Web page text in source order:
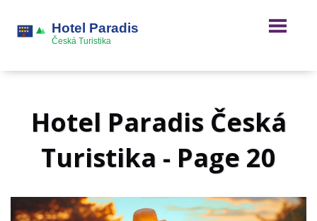
Hotel Paradis Česká
Turistika - Page 20